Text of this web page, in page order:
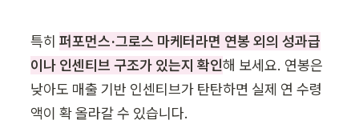
특히 퍼포먼스·그로스 마케터라면 연봉 외의 성과급
이나 인센티브 구조가 있는지 확인해 보세요. 연봉은
낮아도 매출 기반 인센티브가 탄탄하면 실제 연 수령
액이 확 올라갈 수 있습니다.